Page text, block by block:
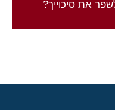
את סיכוייך?
בעד עצמן